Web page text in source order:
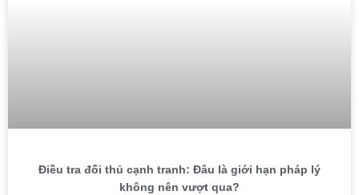
Điều tra đối thủ cạnh tranh: Đâu là giới hạn pháp lý
không nên vượt qua?